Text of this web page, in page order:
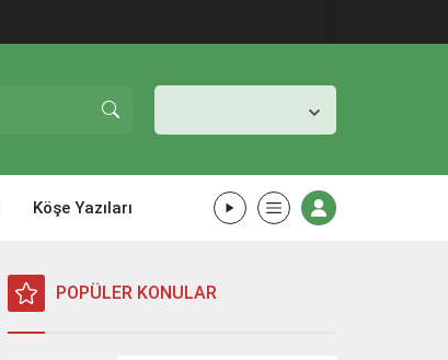
Köşe Yazıları
POPÜLER KONULAR